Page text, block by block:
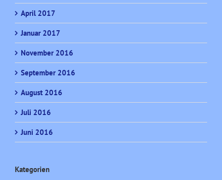
April 2017
Januar 2017
November 2016
September 2016
August 2016
Juli 2016
Juni 2016
Kategorien